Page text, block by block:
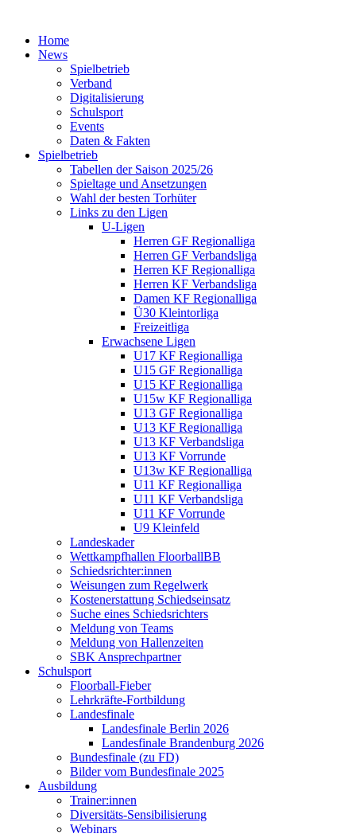
Home
News
Spielbetrieb
Verband
Digitalisierung
Schulsport
Events
Daten & Fakten
Spielbetrieb
Tabellen der Saison 2025/26
Spieltage und Ansetzungen
Wahl der besten Torhüter
Links zu den Ligen
U-Ligen
Herren GF Regionalliga
Herren GF Verbandsliga
Herren KF Regionalliga
Herren KF Verbandsliga
Damen KF Regionalliga
Ü30 Kleintorliga
Freizeitliga
Erwachsene Ligen
U17 KF Regionalliga
U15 GF Regionalliga
U15 KF Regionalliga
U15w KF Regionalliga
U13 GF Regionalliga
U13 KF Regionalliga
U13 KF Verbandsliga
U13 KF Vorrunde
U13w KF Regionalliga
U11 KF Regionalliga
U11 KF Verbandsliga
U11 KF Vorrunde
U9 Kleinfeld
Landeskader
Wettkampfhallen FloorballBB
Schiedsrichter:innen
Weisungen zum Regelwerk
Kostenerstattung Schiedseinsatz
Suche eines Schiedsrichters
Meldung von Teams
Meldung von Hallenzeiten
SBK Ansprechpartner
Schulsport
Floorball-Fieber
Lehrkräfte-Fortbildung
Landesfinale
Landesfinale Berlin 2026
Landesfinale Brandenburg 2026
Bundesfinale (zu FD)
Bilder vom Bundesfinale 2025
Ausbildung
Trainer:innen
Diversitäts-Sensibilisierung
Webinars